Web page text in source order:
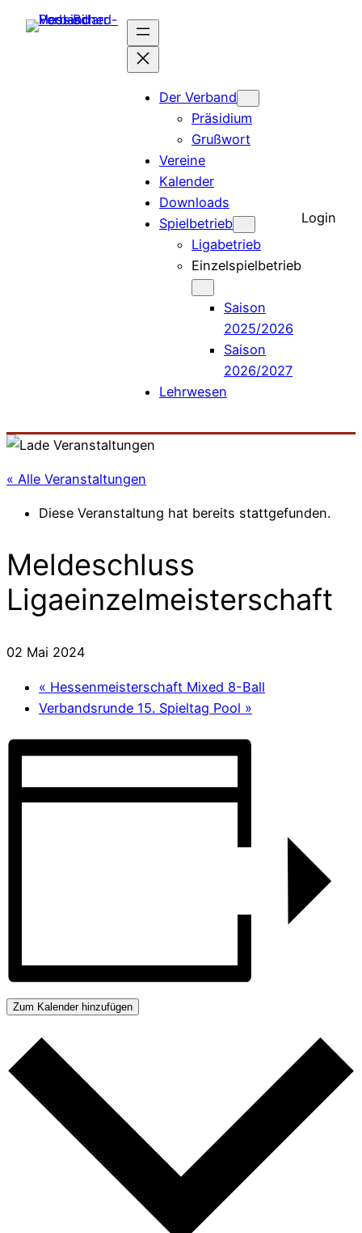
Der Verband
Präsidium
Grußwort
Vereine
Kalender
Downloads
Spielbetrieb
Ligabetrieb
Einzelspielbetrieb
Saison
2025/2026
Saison
2026/2027
Lehrwesen
Login
« Alle Veranstaltungen
Diese Veranstaltung hat bereits stattgefunden.
Meldeschluss
Ligaeinzelmeisterschaft
02 Mai 2024
« Hessenmeisterschaft Mixed 8-Ball
Verbandsrunde 15. Spieltag Pool »
Zum Kalender hinzufügen